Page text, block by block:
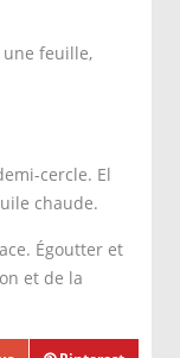
feuille,
cercle. El
chaude.
Égoutter et
et de la